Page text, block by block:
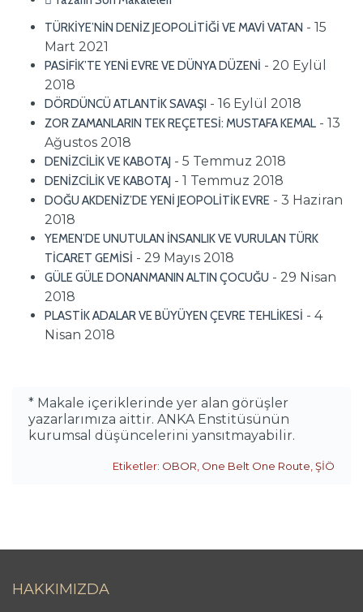
TÜRKİYE’NİN DENİZ JEOPOLİTİĞİ VE MAVİ VATAN - 15
Mart 2021
PASİFİK’TE YENİ EVRE VE DÜNYA DÜZENİ - 20 Eylül
2018
DÖRDÜNCÜ ATLANTİK SAVAŞI - 16 Eylül 2018
ZOR ZAMANLARIN TEK REÇETESİ: MUSTAFA KEMAL - 13
Ağustos 2018
DENİZCİLİK VE KABOTAJ - 5 Temmuz 2018
DENİZCİLİK VE KABOTAJ - 1 Temmuz 2018
DOĞU AKDENİZ’DE YENİ JEOPOLİTİK EVRE - 3 Haziran
2018
YEMEN’DE UNUTULAN İNSANLIK VE VURULAN TÜRK
TİCARET GEMİSİ - 29 Mayıs 2018
GÜLE GÜLE DONANMANIN ALTIN ÇOCUĞU - 29 Nisan
2018
PLASTİK ADALAR VE BÜYÜYEN ÇEVRE TEHLİKESİ - 4
Nisan 2018
* Makale içeriklerinde yer alan görüşler
yazarlarımıza aittir. ANKA Enstitüsünün
kurumsal düşüncelerini yansıtmayabilir.
Etiketler: OBOR, One Belt One Route,ŞİÖ
HAKKIMIZDA